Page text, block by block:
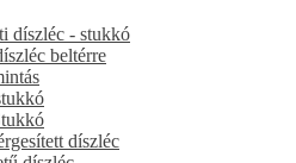
díszléc - stukkó
beltérre
díszléc